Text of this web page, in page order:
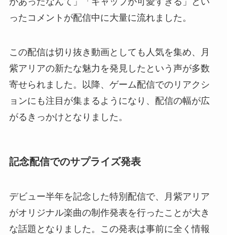
ったコメントが配信中に大量に流れました。
この配信は切り抜き動画としても人気を集め、月
紫アリアの新たな魅力を発見したという声が多数
寄せられました。以降、ゲーム配信でのリアクシ
ョンにも注目が集まるようになり、配信の幅が広
がるきっかけとなりました。
記念配信でのサプライズ発表
デビュー半年を記念した特別配信で、月紫アリア
がオリジナル楽曲の制作発表を行ったことが大き
な話題となりました。この発表は事前に全く情報